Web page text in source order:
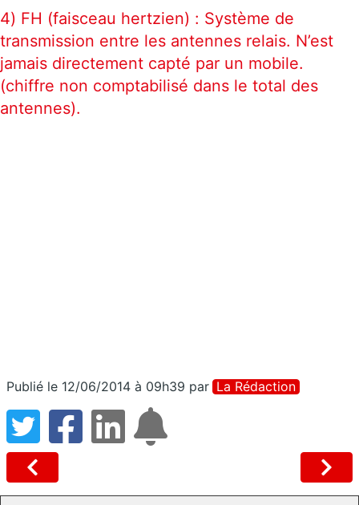
4) FH (faisceau hertzien) : Système de
transmission entre les antennes relais. N’est
jamais directement capté par un mobile.
(chiffre non comptabilisé dans le total des
antennes).
Publié le 12/06/2014 à 09h39 par La Rédaction